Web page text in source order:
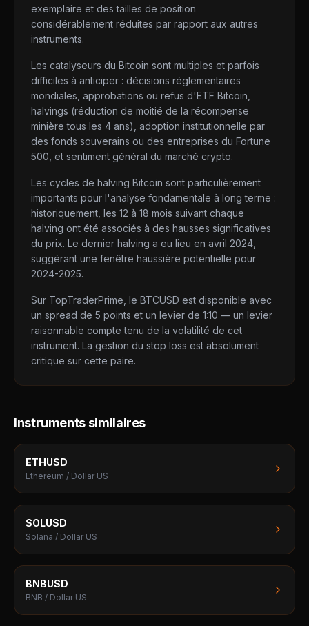
exemplaire et des tailles de position
considérablement réduites par rapport aux autres
instruments.
Les catalyseurs du Bitcoin sont multiples et parfois
difficiles à anticiper : décisions réglementaires
mondiales, approbations ou refus d'ETF Bitcoin,
halvings (réduction de moitié de la récompense
minière tous les 4 ans), adoption institutionnelle par
des fonds souverains ou des entreprises du Fortune
500, et sentiment général du marché crypto.
Les cycles de halving Bitcoin sont particulièrement
importants pour l'analyse fondamentale à long terme :
historiquement, les 12 à 18 mois suivant chaque
halving ont été associés à des hausses significatives
du prix. Le dernier halving a eu lieu en avril 2024,
suggérant une fenêtre haussière potentielle pour
2024-2025.
Sur TopTraderPrime, le BTCUSD est disponible avec
un spread de 5 points et un levier de 1:10 — un levier
raisonnable compte tenu de la volatilité de cet
instrument. La gestion du stop loss est absolument
critique sur cette paire.
Instruments similaires
ETHUSD
Ethereum / Dollar US
SOLUSD
Solana / Dollar US
BNBUSD
BNB / Dollar US